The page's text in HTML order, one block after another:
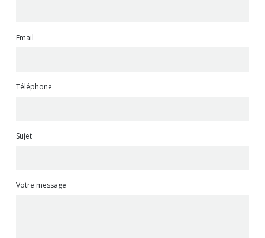
Email
Téléphone
Sujet
Votre message